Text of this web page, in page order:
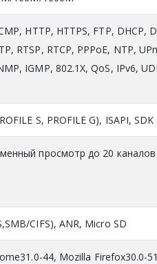
HTTP, HTTPS, FTP, DHCP,
RTSP, RTCP, PPPoE, NTP,
IGMP, 802.1X, QoS, IPv6,
S, PROFILE G), ISAPI, SDK
просмотр до 20 каналов
CIFS), ANR, Micro SD
44, Mozilla Firefox30.0-